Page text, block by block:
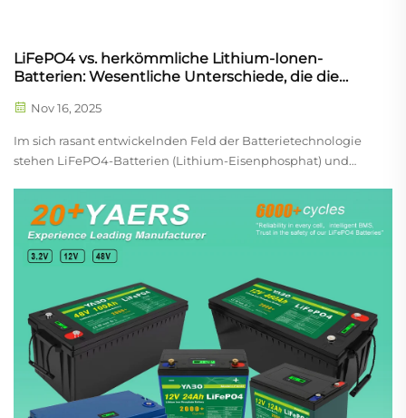
LiFePO4 vs. herkömmliche Lithium-Ionen-
Batterien: Wesentliche Unterschiede, die die
Nov 16, 2025
Im sich rasant entwickelnden Feld der Batterietechnologie
stehen LiFePO4-Batterien (Lithium-Eisenphosphat) und
Spitze der Innovation und treiben einen globalen Wandel
hin zu zuverlässigeren und nachhaltigeren Batterien voran.